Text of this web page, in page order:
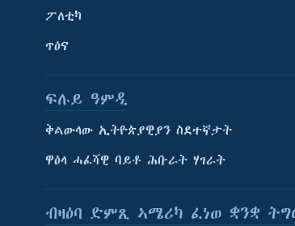
ትምህርቲ እንግሊዝኛ
ማሕበራዊ ገጻትና
ፖለቲካ
ጥዕና
ፍሉይ ዓምዲ
ቅልውላው ኢትዮጵያዊያን ስደተኛታት
ዋዕላ ሓፈሻዊ ባይቶ ሕቡራት ሃገራት
ብዛዕባ ድምጺ ኣሜሪካ ፈነወ ቋንቋ